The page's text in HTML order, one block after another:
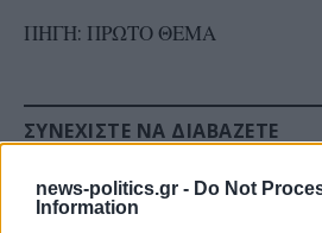
news-politics.gr - Do Not
Information
ΠΗΓΗ: ΠΡΩΤΟ ΘΕΜΑ
ΣΥΝΕΧΊΣΤΕ ΝΑ ΔΙΑΒΆΖΕΤΕ